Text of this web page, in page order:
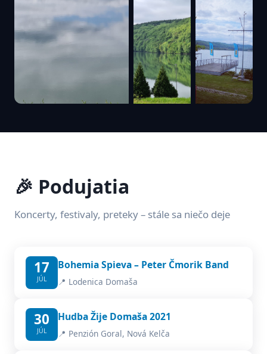
🎉 Podujatia
Koncerty, festivaly, preteky – stále sa niečo deje
17
JÚL
Bohemia Spieva – Peter Čmorik Band
📍 Lodenica Domaša
30
JÚL
Hudba Žije Domaša 2021
📍 Penzión Goral, Nová Kelča